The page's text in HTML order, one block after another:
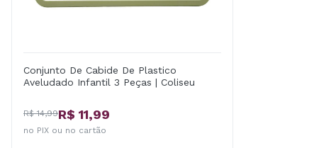
Conjunto De Cabide De Plastico
Aveludado Infantil 3 Peças | Coliseu
R$ 14,99R$ 11,99
no PIX ou no cartão